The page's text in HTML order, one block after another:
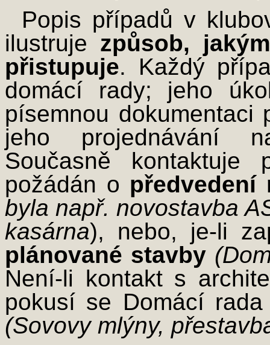
Popis případů v
ilustruje způsob,
přistupuje. Každý
domácí rady; jeho
písemnou
jeho projednávání
Současně kontaktuje
požádán o předvedení
byla např. novostavba
kasárna), nebo, je-li
plánované stavby
Není-li kontakt s
pokusí se Domácí
(Sovovy mlýny,